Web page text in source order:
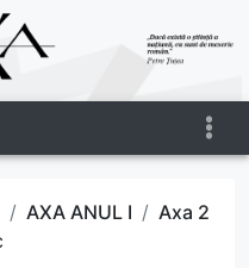
AXA ANUL I
Axa 2